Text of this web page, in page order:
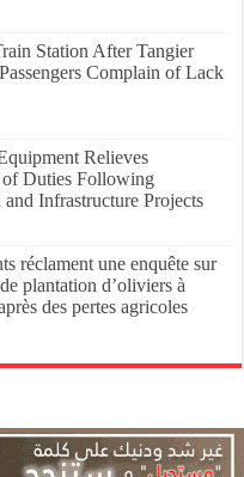
Station After Tangier
Complain of Lack
Relieves
Duties Following
Infrastructure Projects
réclament une enquête sur
plantation d’oliviers à
des pertes agricoles